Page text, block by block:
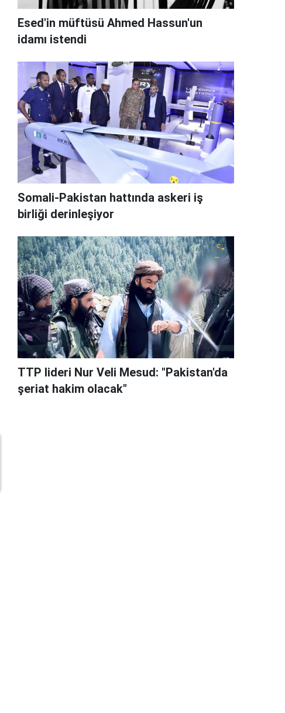
Esed'in müftüsü Ahmed Hassun'un
idamı istendi
Somali-Pakistan hattında askeri iş
birliği derinleşiyor
TTP lideri Nur Veli Mesud: "Pakistan'da
şeriat hakim olacak"